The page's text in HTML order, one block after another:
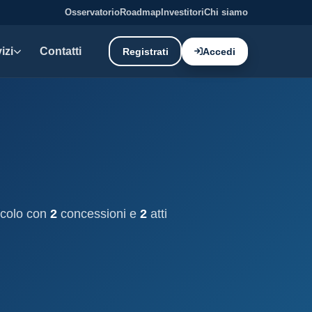
OsservatorioRoadmap InvestitoriChi siamo
Contatti Registrati Accedi
con 2 concessioni e 2 atti